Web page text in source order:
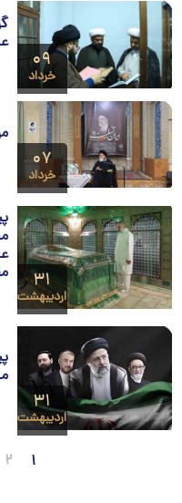
۰۹
خرداد
گزارش
علمیه
۰۷
خرداد
مراسم
۳۱
اردیبهشت
پیام
محمد
عالی
مقدس
۳۱
اردیبهشت
پیام
مدرسه